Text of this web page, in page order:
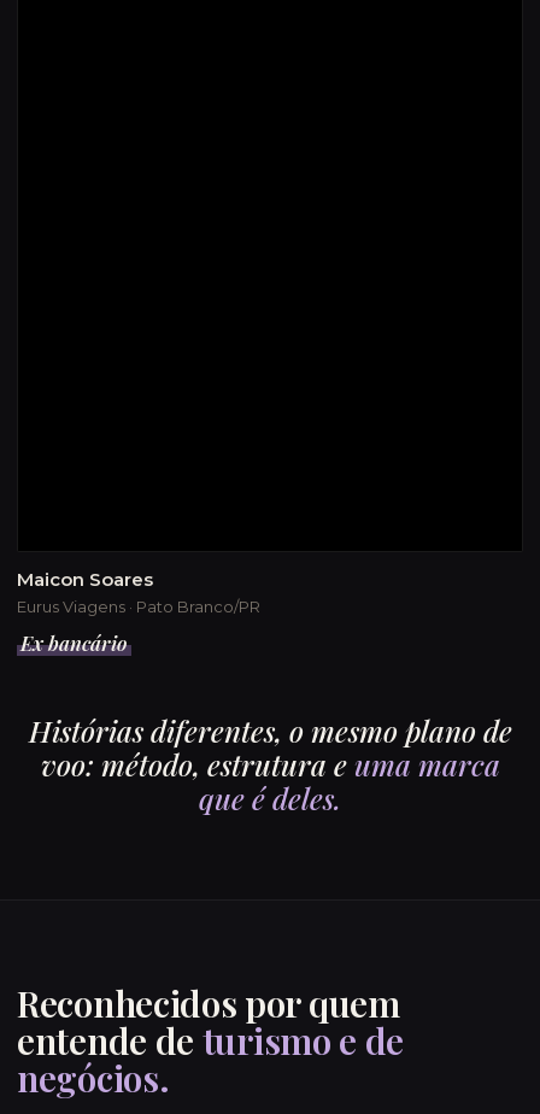
Maicon Soares
Eurus Viagens · Pato Branco/PR
Ex bancário
Histórias diferentes, o mesmo plano de
voo: método, estrutura euma marca
que é deles.
Reconhecidos por quem
entende de turismo e de
negócios.